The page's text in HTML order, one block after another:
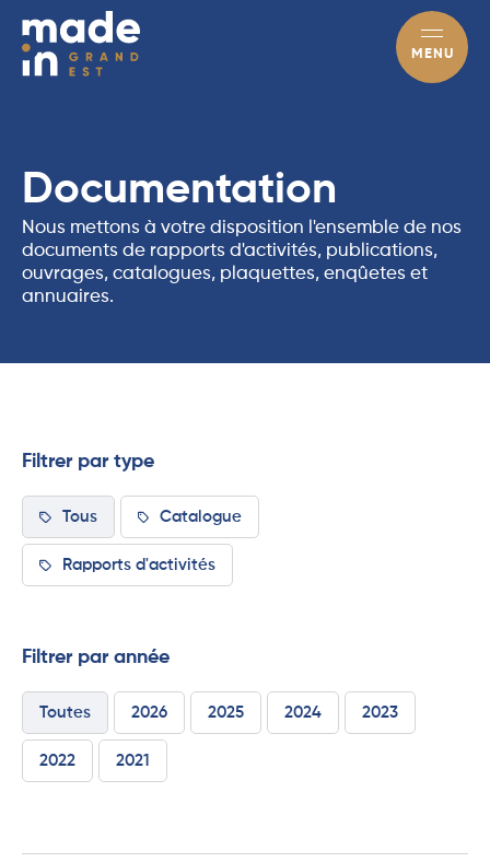
MENU
Documentation
Nous mettons à votre disposition l'ensemble de nos
documents de rapports d'activités, publications,
ouvrages, catalogues, plaquettes, enqûetes et
annuaires.
Filtrer par type
Tous Catalogue
Rapports d'activités
Filtrer par année
Toutes 2026 2025 2024 2023
2022 2021